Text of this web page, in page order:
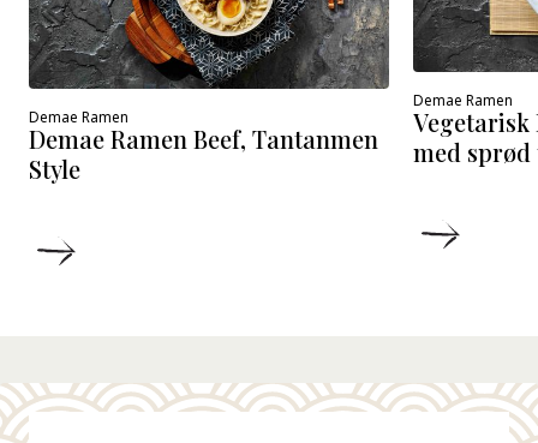
Demae Ramen
Demae Ramen Beef, Tantanmen
Style
Demae Ramen
Vegetarisk
med